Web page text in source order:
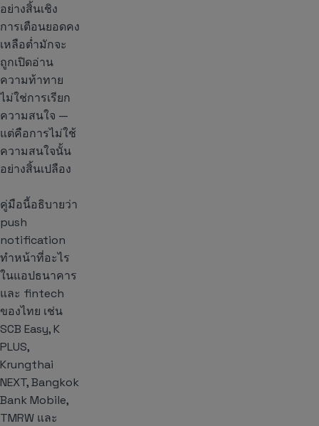
อย่างสิ้นเชิง
การเตือนยอดคง
เหลือต่ำมักจะ
ถูกเปิดอ่าน
ความท้าทาย
ไม่ใช่การเรียก
ความสนใจ —
แต่คือการไม่ใช้
ความสนใจนั้น
อย่างสิ้นเปลือง
คู่มือนี้อธิบายว่า
push
notification
ทำหน้าที่อะไร
ในแอปธนาคาร
และ fintech
ของไทย เช่น
SCB Easy, K
PLUS,
Krungthai
NEXT, Bangkok
Bank Mobile,
TMRW และ